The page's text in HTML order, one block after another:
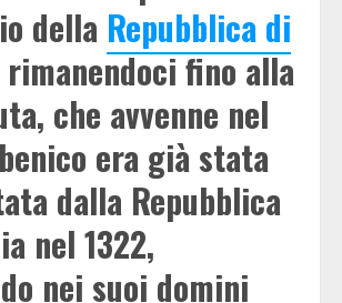
della Repubblica di
rimanendoci fino alla
che avvenne nel
era già stata
dalla Repubblica
nel 1322,
nei suoi domini